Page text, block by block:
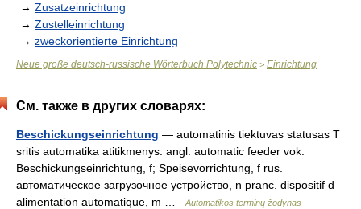
→ Zusatzeinrichtung
→ Zustelleinrichtung
→ zweckorientierte Einrichtung
Neue große deutsch-russische Wörterbuch Polytechnic > Einrichtung
См. также в других словарях:
Beschickungseinrichtung — automatinis tiektuvas statusas T
sritis automatika atitikmenys: angl. automatic feeder vok.
Beschickungseinrichtung, f; Speisevorrichtung, f rus.
автоматическое загрузочное устройство, n pranc. dispositif d
alimentation automatique, m …
Automatikos terminų žodynas